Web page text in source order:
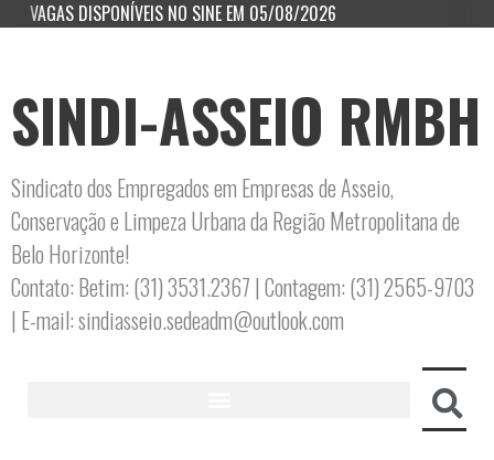
VAGAS DISPONÍVEIS NO SINE EM 05/08/2026
SINDI-ASSEIO RMBH
Sindicato dos Empregados em Empresas de Asseio,
Conservação e Limpeza Urbana da Região Metropolitana de
Belo Horizonte!
Contato: Betim: (31) 3531.2367 | Contagem: (31) 2565-9703
| E-mail: sindiasseio.sedeadm@outlook.com